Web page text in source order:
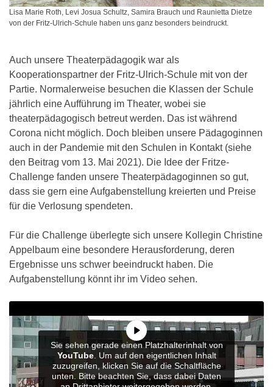
Lisa Marie Roth, Levi Josua Schultz, Samira Brauch und Raunietta Dietze
von der Fritz-Ulrich-Schule haben uns ganz besonders beindruckt.
Auch unsere Theaterpädagogik war als
Kooperationspartner der Fritz-Ulrich-Schule mit von der
Partie. Normalerweise besuchen die Klassen der Schule
jährlich eine Aufführung im Theater, wobei sie
theaterpädagogisch betreut werden. Das ist während
Corona nicht möglich. Doch bleiben unsere Pädagoginnen
auch in der Pandemie mit den Schulen in Kontakt (siehe
den Beitrag vom 13. Mai 2021). Die Idee der Fritze-
Challenge fanden unsere Theaterpädagoginnen so gut,
dass sie gern eine Aufgabenstellung kreierten und Preise
für die Verlosung spendeten.
Für die Challenge überlegte sich unsere Kollegin Christine
Appelbaum eine besondere Herausforderung, deren
Ergebnisse uns schwer beeindruckt haben. Die
Aufgabenstellung könnt ihr im Video sehen.
Sie sehen gerade einen Platzhalterinhalt von
YouTube. Um auf den eigentlichen Inhalt
zuzugreifen, klicken Sie auf die Schaltfläche
unten. Bitte beachten Sie, dass dabei Daten